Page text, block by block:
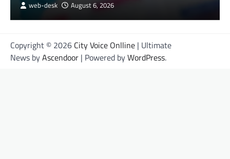
web-desk August 6, 2026
Copyright © 2026 City Voice Onlline | Ultimate
News byAscendoor | Powered byWordPress.